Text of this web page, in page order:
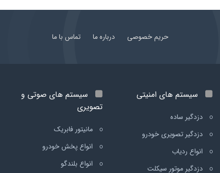
حریم خصوصی درباره ما تماس با ما
سیستم های امنیتی
دزدگیر ساده
دزدگیر تصویری خودرو
انواع ردیاب
دزدگیر موتور سیکلت
سیستم های صوتی و
تصویری
مانیتور فابریک
انواع پخش خودرو
انواع بلندگو